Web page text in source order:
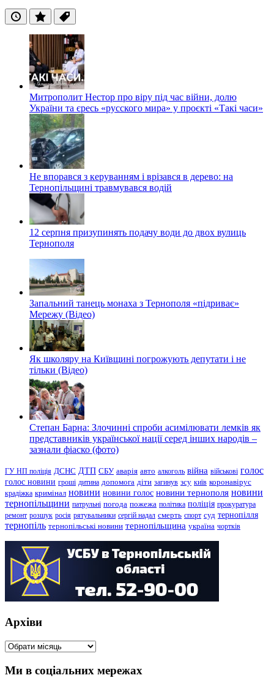
ОстанніПопулярні
Теги
Митрополит Нестор про віру під час війни, долю
України та єресь «русского мира» у проєкті «Такі часи»
Не впорався з керуванням і врізався в дерево: на
Тернопільщині травмувався водій
12 серпня призупинять подачу води до двох вулиць
Тернополя
Запальний танець монаха з Тернополя «підриває»
Мережу (Відео)
Як школяру на Київщині погрожують депутати і не
тільки (Відео)
Степан Барна: Злочинні спроби асимілювати лемків як
представників української нації серед інших народів –
зазнали фіаско (фото)
ГУ НП поліція ДСНС ДТП СБУ аварія авто алкоголь війна військові голос
голос новини гроші дитина допомога діти загинув зсу київ коронавірус
крадіжка кримінал новини новини голос новини тернополя новини
тернопільщини патрульні погода пожежа політика поліція прокуратура
ремонт розшук росія рятувальники сергій надал смерть спорт суд тернопілля
тернопіль тернопільські новини тернопільщина україна чортків
Архіви
Архіви
Ми в соціальних мережах